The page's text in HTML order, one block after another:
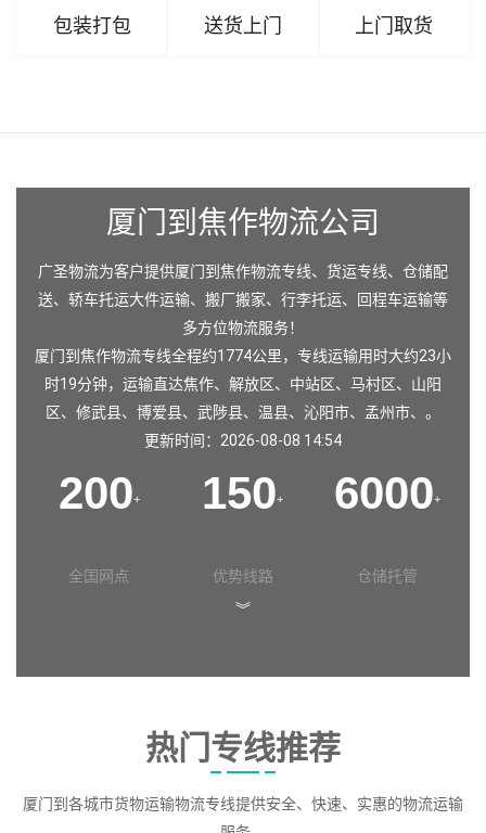
包装打包 送货上门 上门取货
厦门到焦作物流公司
广圣物流为客户提供厦门到焦作物流专线、货运专线、仓储配
送、轿车托运大件运输、搬厂搬家、行李托运、回程车运输等
多方位物流服务！
厦门到焦作物流专线全程约1774公里，专线运输用时大约23小
时19分钟，运输直达焦作、 解放区、 中站区、 马村区、 山阳
区、 修武县、 博爱县、 武陟县、 温县、 沁阳市、 孟州市、。
更新时间：2026-08-08 14:54
200+
全国网点
150+
优势线路
6000+
仓储托管
︾
热门专线推荐
厦门到各城市货物运输物流专线提供安全、快速、实惠的物流运输